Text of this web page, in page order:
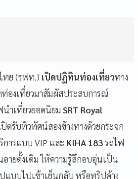
ทย (รฟท.) เปิดปฏิทินท่องเที่ยวทาง
องเที่ยวมาสัมผัสประสบการณ์
ำเที่ยวยอดนิยม SRT Royal
ดรับทิวทัศน์สองข้างทางด้วยกระจก
การแบบ VIP และ KIHA 183รถไฟ
ายดั้งเดิม ให้ความรู้สึกอบอุ่นเป็น
แบบไปเช้าเย็นกลับ หรือทริปค้าง